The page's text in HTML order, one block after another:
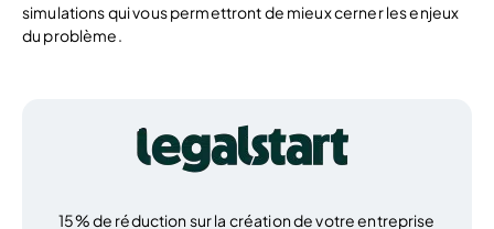
simulations qui vous permettront de mieux cerner les enjeux
du problème.
15% de réduction sur la création de votre entreprise